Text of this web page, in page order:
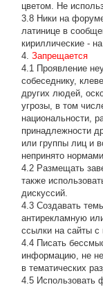
цветом. Не
3.8 Ники на
латинице в
кириллические -
4.Запрещается
4.1 Проявление
собеседнику,
других людей,
угрозы, в том
национальности,
принадлежности
или группы лиц и
непринято
4.2 Размещать
также
дискуссий.
4.3 Создавать
антирекламную
ссылки на сайты
4.4 Писать
инфоpмацию, не
в тематических
4.5 Использовать